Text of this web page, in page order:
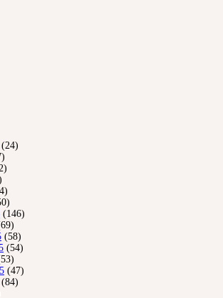
(24)
(146)
(58)
(54)
(47)
(84)